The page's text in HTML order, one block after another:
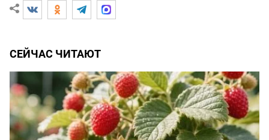
СЕЙЧАС ЧИТАЮТ